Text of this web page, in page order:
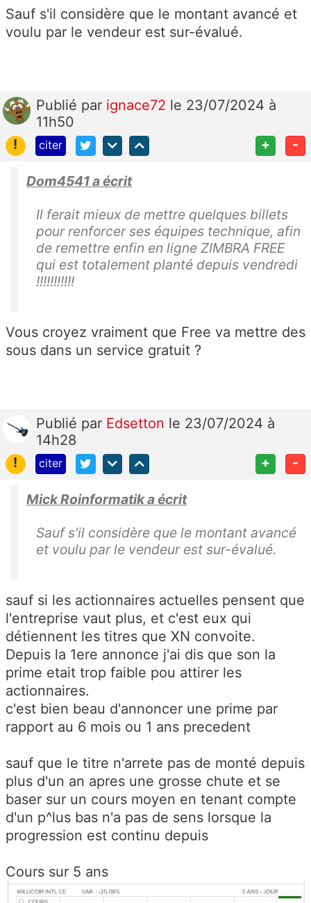
Sauf s'il considère que le montant avancé et
voulu par le vendeur est sur-évalué.
Publié par ignace72 le 23/07/2024 à
11h50
!
citer + -
Dom4541 a écrit
Il ferait mieux de mettre quelques billets
pour renforcer ses équipes technique, afin
de remettre enfin en ligne ZIMBRA FREE
qui est totalement planté depuis vendredi
!!!!!!!!!!!
Vous croyez vraiment que Free va mettre des
sous dans un service gratuit ?
Publié par Edsetton le 23/07/2024 à
14h28
!
citer + -
Mick Roinformatik a écrit
Sauf s'il considère que le montant avancé
et voulu par le vendeur est sur-évalué.
sauf si les actionnaires actuelles pensent que
l'entreprise vaut plus, et c'est eux qui
détiennent les titres que XN convoite.
Depuis la 1ere annonce j'ai dis que son la
prime etait trop faible pou attirer les
actionnaires.
c'est bien beau d'annoncer une prime par
rapport au 6 mois ou 1 ans precedent
sauf que le titre n'arrete pas de monté depuis
plus d'un an apres une grosse chute et se
baser sur un cours moyen en tenant compte
d'un p^lus bas n'a pas de sens lorsque la
progression est continu depuis
Cours sur 5 ans